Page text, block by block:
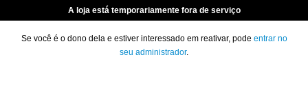
A loja está temporariamente fora de serviço
Se você é o dono dela e estiver interessado em reativar, pode entrar no
seu administrador.